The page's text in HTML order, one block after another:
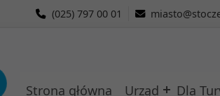
(025) 797 00 01
Strona główna Urząd Dla